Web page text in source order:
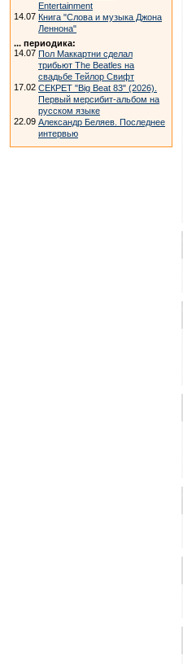
Entertainment
14.07 Книга "Слова и музыка Джона
Леннона"
... периодика:
14.07 Пол Маккартни сделал
трибьют The Beatles на
свадьбе Тейлор Свифт
17.02 СЕКРЕТ "Big Beat 83" (2026).
Первый мерсибит-альбом на
русском языке
22.09 Александр Беляев. Последнее
интервью